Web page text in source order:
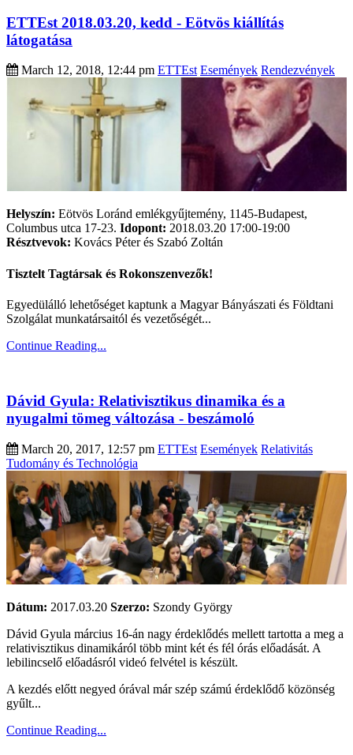
ETTEst 2018.03.20, kedd - Eötvös kiállítás
látogatása
March 12, 2018, 12:44 pm ETTEst Események Rendezvények
Helyszín: Eötvös Loránd emlékgyűjtemény, 1145-Budapest,
Columbus utca 17-23. Idopont: 2018.03.20 17:00-19:00
Résztvevok: Kovács Péter és Szabó Zoltán
Tisztelt Tagtársak és Rokonszenvezők!
Egyedülálló lehetőséget kaptunk a Magyar Bányászati és Földtani
Szolgálat munkatársaitól és vezetőségét...
Continue Reading...
Dávid Gyula: Relativisztikus dinamika és a
nyugalmi tömeg változása - beszámoló
March 20, 2017, 12:57 pm ETTEst Események Relativitás
Tudomány és Technológia
Dátum: 2017.03.20 Szerzo: Szondy György
Dávid Gyula március 16-án nagy érdeklődés mellett tartotta a meg a
relativisztikus dinamikáról több mint két és fél órás előadását. A
lebilincselő előadásról videó felvétel is készült.
A kezdés előtt negyed órával már szép számú érdeklődő közönség
gyűlt...
Continue Reading...